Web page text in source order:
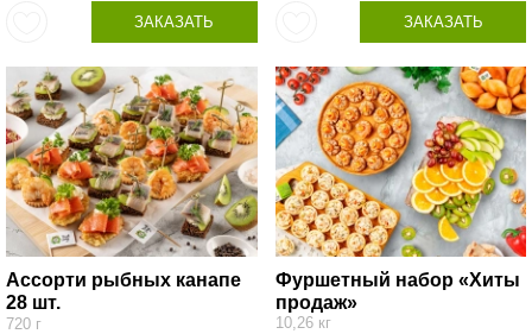
ЗАКАЗАТЬ ЗАКАЗАТЬ
Ассорти рыбных канапе
28 шт.
720 г
Фуршетный набор «Хиты
продаж»
10,26 кг